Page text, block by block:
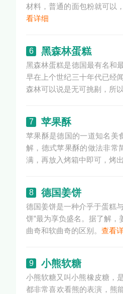
材料，普通的面包粉就可以
看详细
6 黑森林蛋糕
黑森林蛋糕是德国最有名和
早在上个世纪三十年代已经
森林可以说是无可挑剔，所
7 苹果酥
苹果酥是德国的一道知名美
解，德式苹果酥的做法非常
满，再放入烤箱中即可，烤
8 德国姜饼
德国姜饼是一种介乎于蛋糕
饼”最为享负盛名。据了解
曲奇和软曲奇的区别。 查看
9 小熊软糖
小熊软糖又叫小熊橡皮糖，
都非常喜欢看熊的表演，熊